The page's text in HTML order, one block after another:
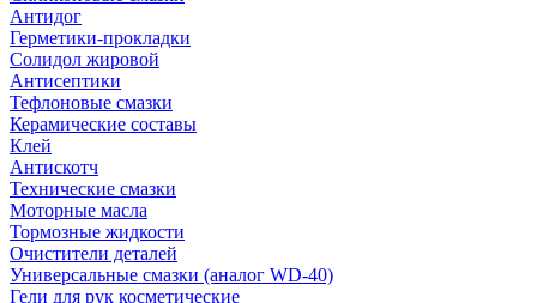
Антидог
Герметики-прокладки
Солидол жировой
Антисептики
Тефлоновые смазки
Керамические составы
Клей
Антискотч
Технические смазки
Моторные масла
Тормозные жидкости
Очистители деталей
Универсальные смазки (аналог WD-40)
Гели для рук косметические